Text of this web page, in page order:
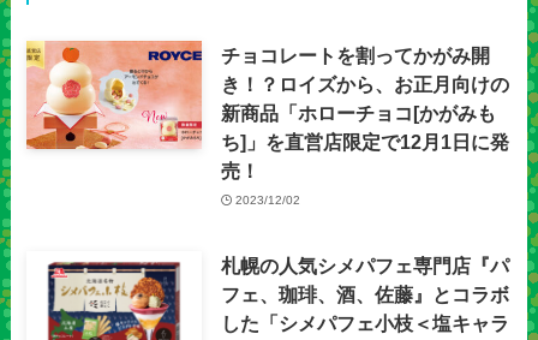
チョコレートを割ってかがみ開
き！？ロイズから、お正月向けの
新商品「ホローチョコ[かがみも
ち]」を直営店限定で12月1日に発
売！
2023/12/02
札幌の人気シメパフェ専門店『パ
フェ、珈琲、酒、佐藤』とコラボ
した「シメパフェ小枝＜塩キャラ